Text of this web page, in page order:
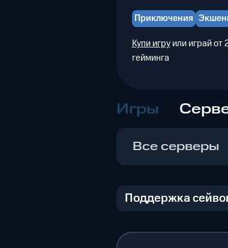
Приключения
Купи игруили играй от
гейминга
Игры
Все серверы
Поддержка